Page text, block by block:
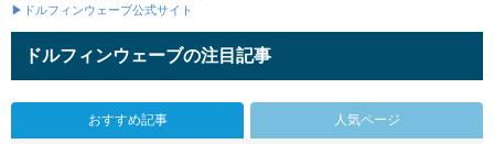
▶ドルフィンウェーブ公式サイト
ドルフィンウェーブの注目記事
おすすめ記事 人気ページ